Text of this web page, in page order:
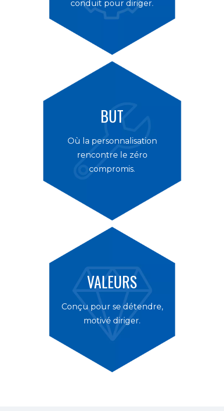
conduit pour diriger.
BUT
Où la personnalisation
rencontre le zéro
compromis.
VALEURS
Conçu pour se détendre,
motivé diriger.